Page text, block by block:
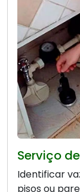
Serviço
Identificar
pisos ou